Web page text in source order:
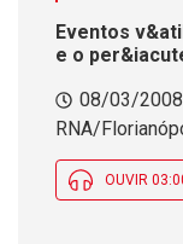
Eventos
e o
08/03/2008
RNA/
OUVIR